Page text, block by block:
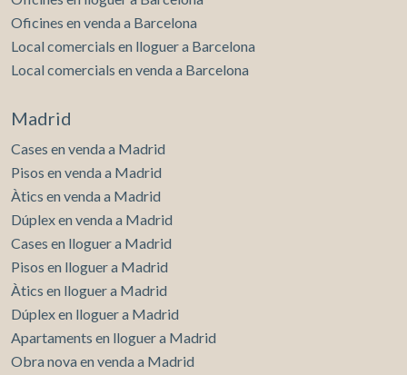
Barcelona. Contacti per a més informació o per
concertar una visita privada.
Oficines en venda a Barcelona
Local comercials en lloguer a Barcelona
Local comercials en venda a Barcelona
Madrid
Cases en venda a Madrid
Pisos en venda a Madrid
Àtics en venda a Madrid
Dúplex en venda a Madrid
Cases en lloguer a Madrid
Pisos en lloguer a Madrid
Àtics en lloguer a Madrid
Dúplex en lloguer a Madrid
Apartaments en lloguer a Madrid
Obra nova en venda a Madrid